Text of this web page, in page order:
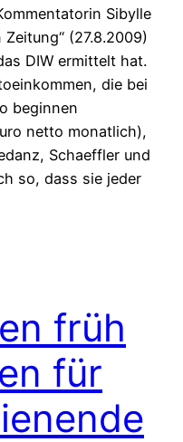
Sibylle
(27.8.2009)
DIW ermittelt hat.
die bei
beginnen
netto monatlich),
Schaeffler und
so, dass sie jeder
früh
für